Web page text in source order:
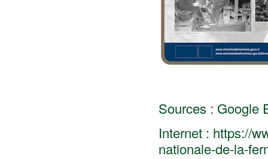
Sources : Google
Internet : https://
nationale-de-la-